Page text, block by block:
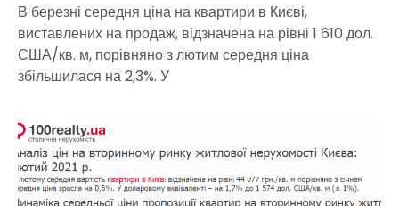
В березні середня ціна на квартири в Києві,
виставлених на продаж, відзначена на рівні 1 610 дол.
США/кв. м, порівняно з лютим середня ціна
збільшилася на 2,3%. У